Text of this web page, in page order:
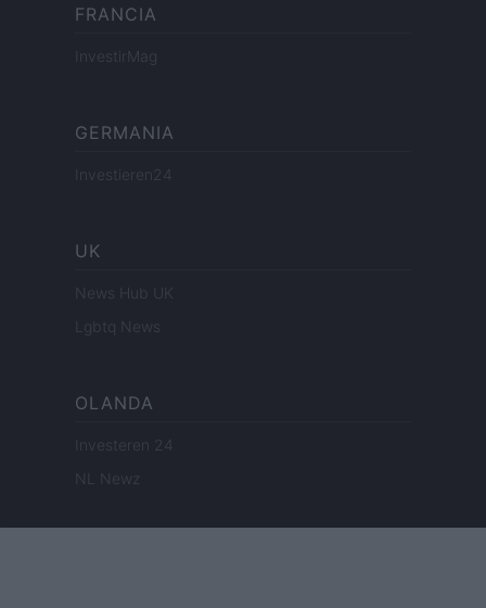
FRANCIA
InvestirMag
GERMANIA
Investieren24
UK
News Hub UK
Lgbtq News
OLANDA
Investeren 24
NL Newz